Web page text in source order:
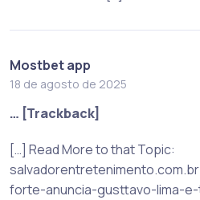
Mostbet app
18 de agosto de 2025
… [Trackback]
[…] Read More to that Topic:
forte-anuncia-gusttavo-lima-